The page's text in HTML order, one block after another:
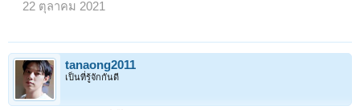
22 ตุลาคม 2021
tanaong2011
เป็นที่รู้จักกันดี